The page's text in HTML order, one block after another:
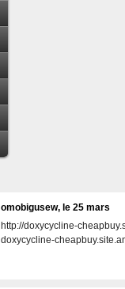
omobigusew, le 25 mars
http://doxycycline-
doxycycline-